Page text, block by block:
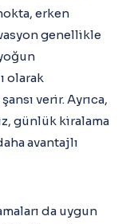
erken
genellikle
olarak
verir. Ayrıca,
günlük kiralama
avantajlı
da uygun